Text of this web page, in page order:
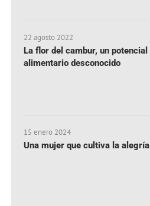
22 agosto 2022
La flor del cambur, un potencial
alimentario desconocido
15 enero 2024
Una mujer que cultiva la alegría